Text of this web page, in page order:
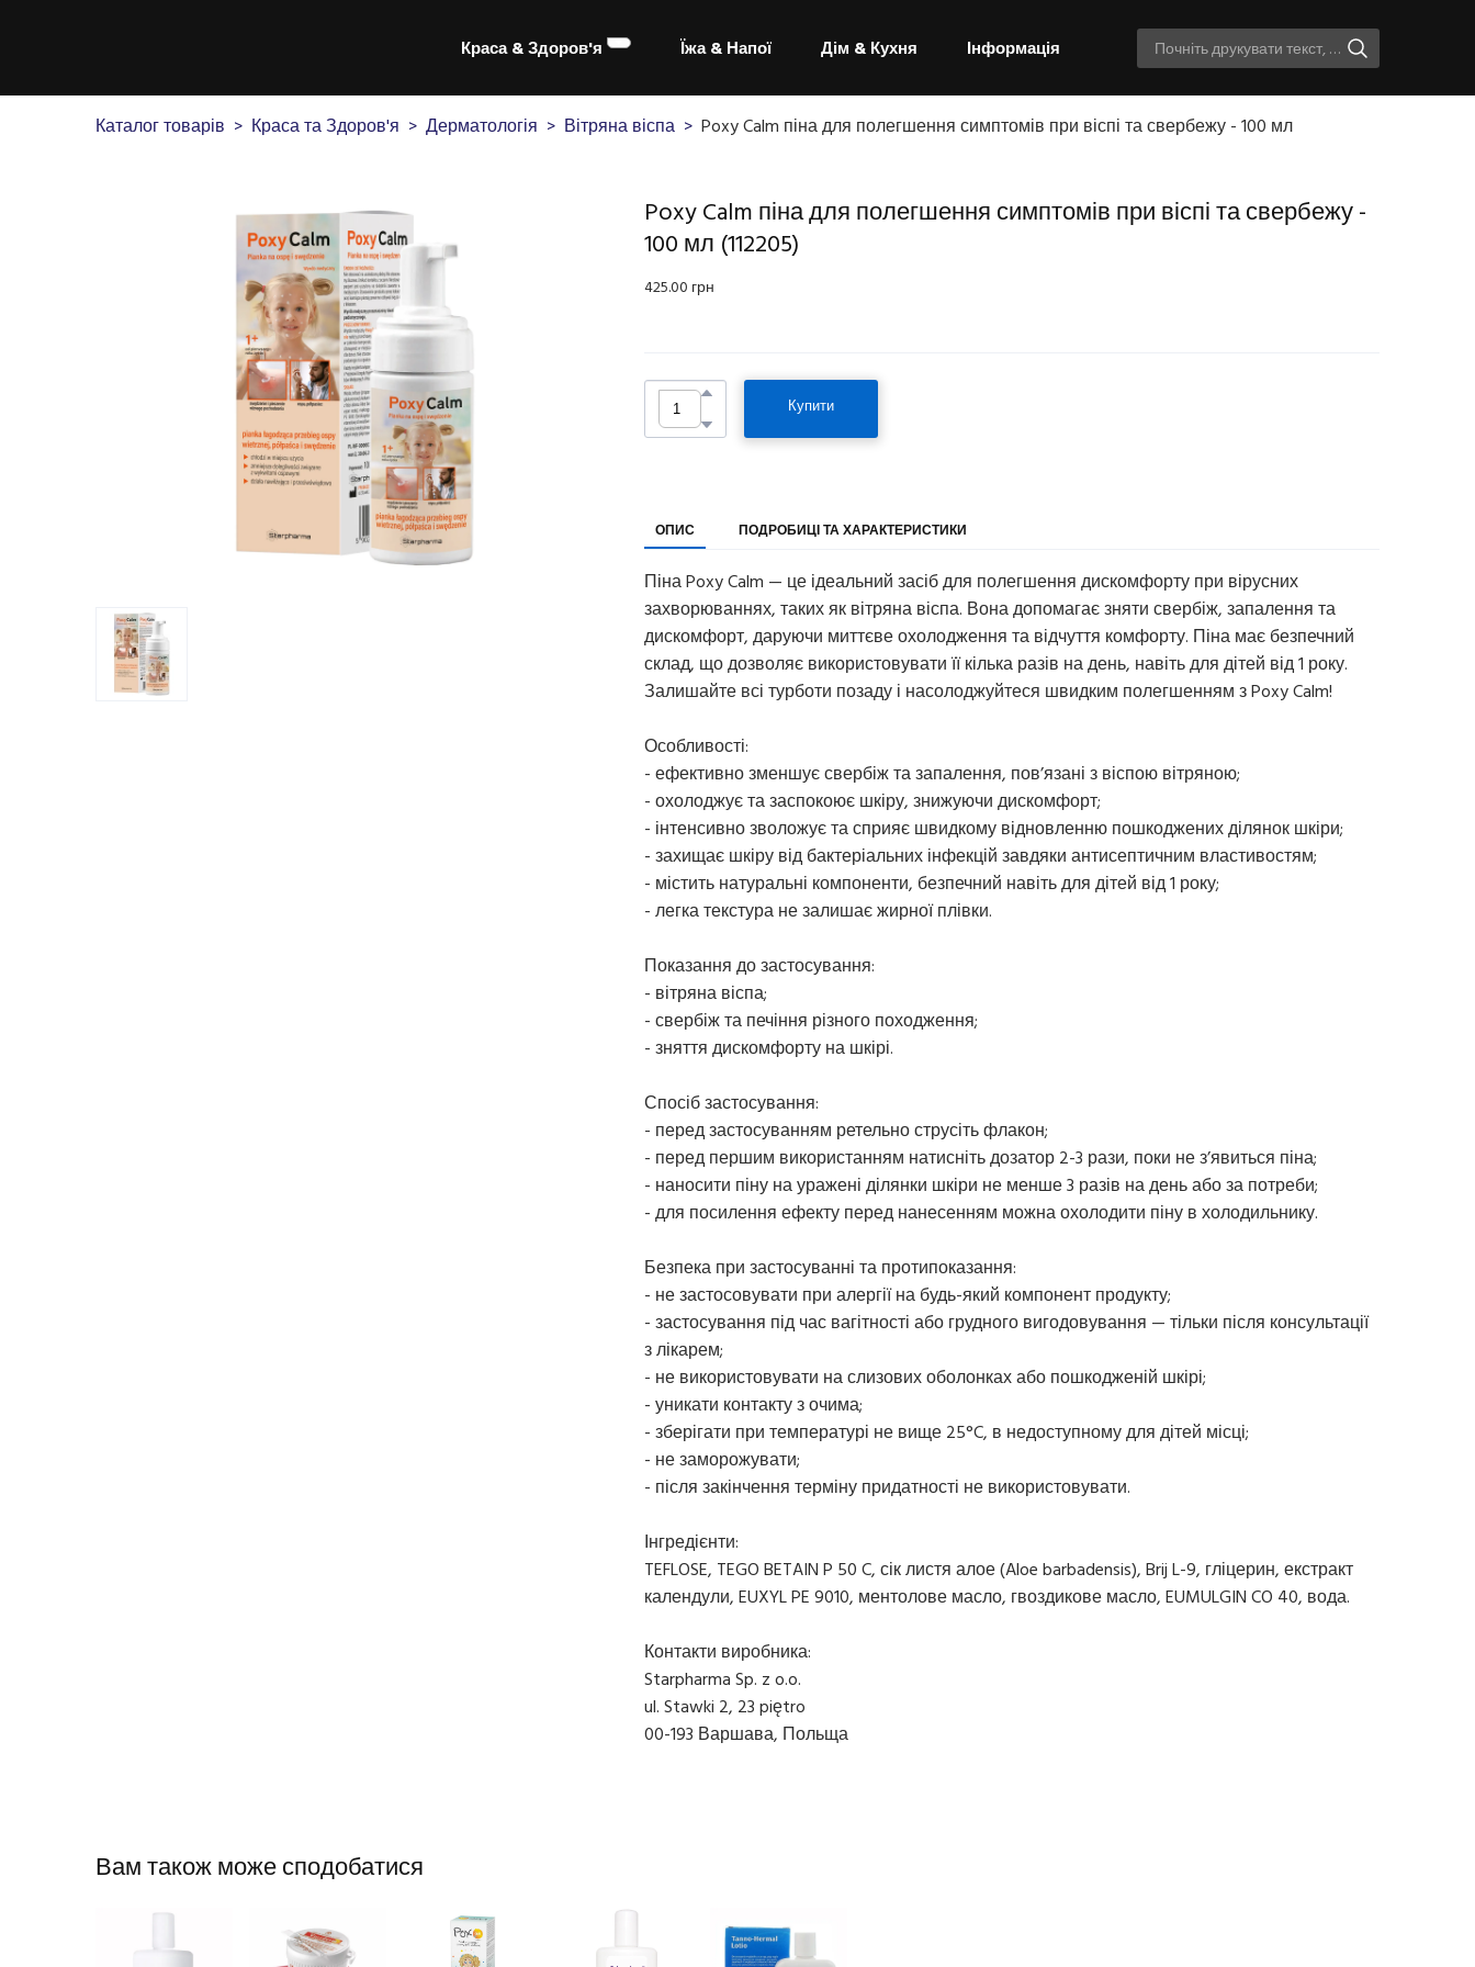
Краса & Здоров'я Їжа & Напої Дім & Кухня Інформація
Каталог товарів Краса та Здоров'я Дерматологія Вітряна віспа Poxy Calm піна для полегшення симптомів при віспі та свербежу - 100 мл
Poxy Calm піна для полегшення симптомів при віспі та свербежу -
100 мл (112205)
425.00 грн
Купити
ОПИС ПОДРОБИЦІ ТА ХАРАКТЕРИСТИКИ
Піна Poxy Calm — це ідеальний засіб для полегшення дискомфорту при вірусних
захворюваннях, таких як вітряна віспа. Вона допомагає зняти свербіж, запалення та
дискомфорт, даруючи миттєве охолодження та відчуття комфорту. Піна має безпечний
склад, що дозволяє використовувати її кілька разів на день, навіть для дітей від 1 року.
Залишайте всі турботи позаду і насолоджуйтеся швидким полегшенням з Poxy Calm!
Особливості:
- ефективно зменшує свербіж та запалення, пов’язані з віспою вітряною;
- охолоджує та заспокоює шкіру, знижуючи дискомфорт;
- інтенсивно зволожує та сприяє швидкому відновленню пошкоджених ділянок шкіри;
- захищає шкіру від бактеріальних інфекцій завдяки антисептичним властивостям;
- містить натуральні компоненти, безпечний навіть для дітей від 1 року;
- легка текстура не залишає жирної плівки.
Показання до застосування:
- вітряна віспа;
- свербіж та печіння різного походження;
- зняття дискомфорту на шкірі.
Спосіб застосування:
- перед застосуванням ретельно струсіть флакон;
- перед першим використанням натисніть дозатор 2-3 рази, поки не з’явиться піна;
- наносити піну на уражені ділянки шкіри не менше 3 разів на день або за потреби;
- для посилення ефекту перед нанесенням можна охолодити піну в холодильнику.
Безпека при застосуванні та протипоказання:
- не застосовувати при алергії на будь-який компонент продукту;
- застосування під час вагітності або грудного вигодовування — тільки після консультації
з лікарем;
- не використовувати на слизових оболонках або пошкодженій шкірі;
- уникати контакту з очима;
- зберігати при температурі не вище 25°C, в недоступному для дітей місці;
- не заморожувати;
- після закінчення терміну придатності не використовувати.
Інгредієнти:
TEFLOSE, TEGO BETAIN P 50 C, сік листя алое (Aloe barbadensis), Brij L-9, гліцерин, екстракт
календули, EUXYL PE 9010, ментолове масло, гвоздикове масло, EUMULGIN CO 40, вода.
Контакти виробника:
Starpharma Sp. z o.o.
ul. Stawki 2, 23 piętro
00-193 Варшава, Польща
Вам також може сподобатися